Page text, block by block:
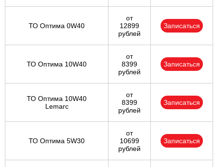
ТО Оптима 0W40
от
12899
рублей
Записаться
ТО Оптима 10W40
от
8399
рублей
Записаться
ТО Оптима 10W40
Lemarc
от
8399
рублей
Записаться
ТО Оптима 5W30
от
10699
рублей
Записаться